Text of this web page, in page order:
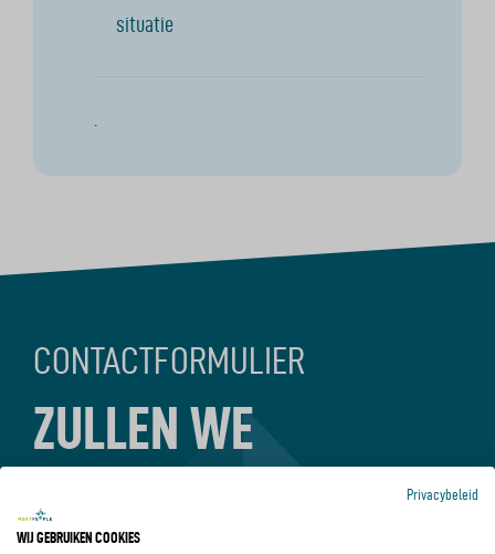
situatie
CONTACTFORMULIER
ZULLEN WE
KENNISMAKEN?
Privacybeleid
WIJ GEBRUIKEN COOKIES